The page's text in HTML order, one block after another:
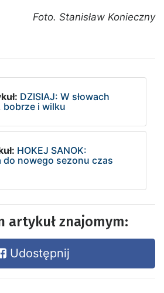
Foto. Stanisław Konieczny
DZISIAJ: W słowach
bobrze i wilku
HOKEJ SANOK:
do nowego sezonu czas
artykuł znajomym:
Udostępnij